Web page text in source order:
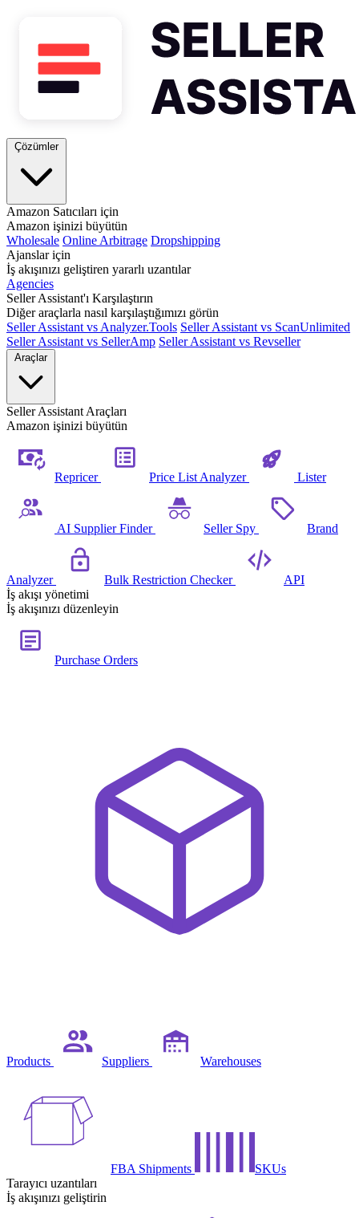
Çözümler
Amazon Satıcıları için
Amazon işinizi büyütün
Wholesale Online Arbitrage Dropshipping
Ajanslar için
İş akışınızı geliştiren yararlı uzantılar
Agencies
Seller Assistant'ı Karşılaştırın
Diğer araçlarla nasıl karşılaştığımızı görün
Seller Assistant vs Analyzer.Tools Seller Assistant vs ScanUnlimited
Seller Assistant vs SellerAmp Seller Assistant vs Revseller
Araçlar
Seller Assistant Araçları
Amazon işinizi büyütün
Repricer Price List Analyzer Lister
AI Supplier Finder Seller Spy Brand
Analyzer Bulk Restriction Checker
API
İş akışı yönetimi
İş akışınızı düzenleyin
Purchase Orders
Products Suppliers Warehouses
FBA Shipments
SKUs
Tarayıcı uzantıları
İş akışınızı geliştirin